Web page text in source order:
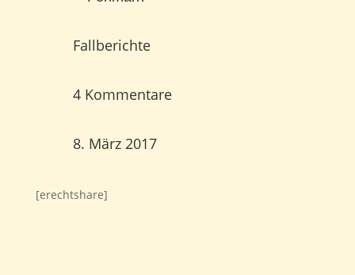
Fallberichte
4 Kommentare
8. März 2017
[erechtshare]